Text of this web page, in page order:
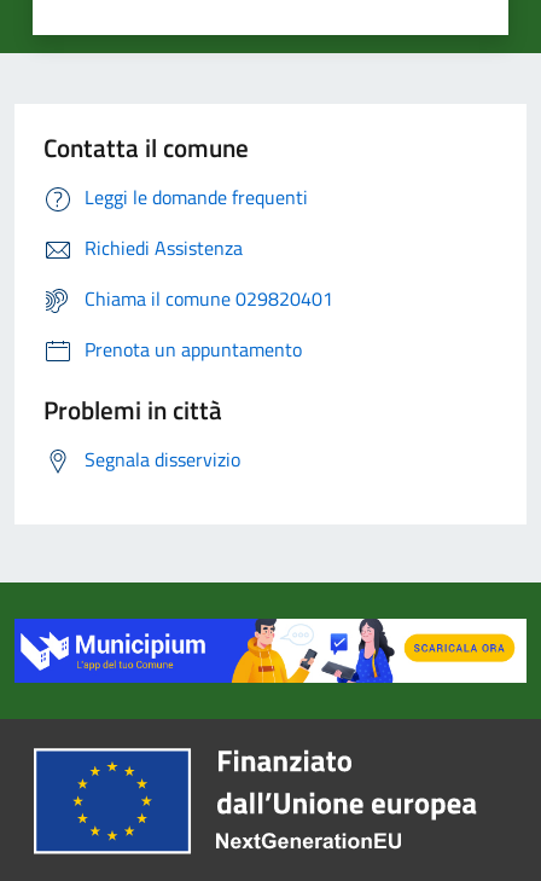
Contatta il comune
Leggi le domande frequenti
Richiedi Assistenza
Chiama il comune 029820401
Prenota un appuntamento
Problemi in città
Segnala disservizio